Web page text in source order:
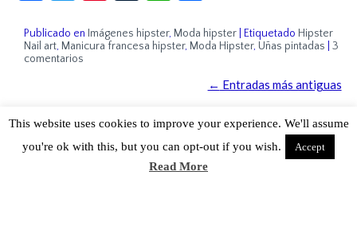
Publicado en Imágenes hipster, Moda hipster Etiquetado Hipster
Nail art, Manicura francesa hipster, Moda Hipster, Uñas pintadas |3
comentarios
← Entradas más antiguas
This website uses cookies to improve your experience. We'll assume
you're ok with this, but you can opt-out if you wish.
Accept
Read More